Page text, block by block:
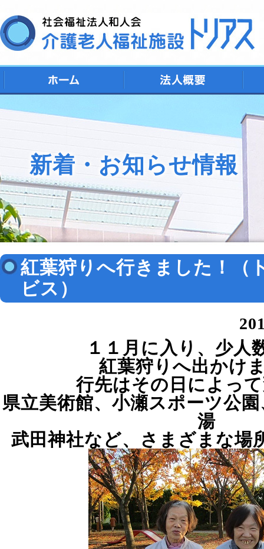
新着・お知らせ情報
紅葉狩りへ行きました！（
ビス）
１１月に入り、少人
紅葉狩りへ出かけ
行先はその日によっ
県立美術館、小瀬スポーツ公
湯
武田神社など、さまざまな場